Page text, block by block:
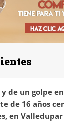
de un golpe
de 16 años
en Valledupar